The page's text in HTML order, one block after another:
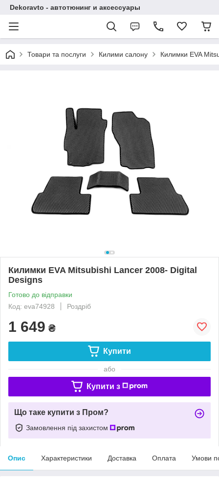
Dekoravto - автотюнинг и аксессуары
Товари та послуги Килими салону Килимки EVA
Килимки EVA Mitsubishi Lancer 2008- Digital
Designs
Готово до відправки
Код: eva74928
Роздріб
1 649 ₴
Купити
або
Купити з
Що таке купити з Пром?
Замовлення під захистом
Опис Характеристики Доставка Оплата Умови